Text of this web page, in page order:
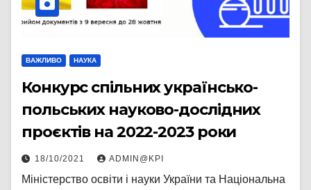
ВАЖЛИВО НАУКА
Конкурс спільних українсько-
польських науково-дослідних
проєктів на 2022-2023 роки
18/10/2021 ADMIN@KPI
Міністерство освіти і науки України та Національна